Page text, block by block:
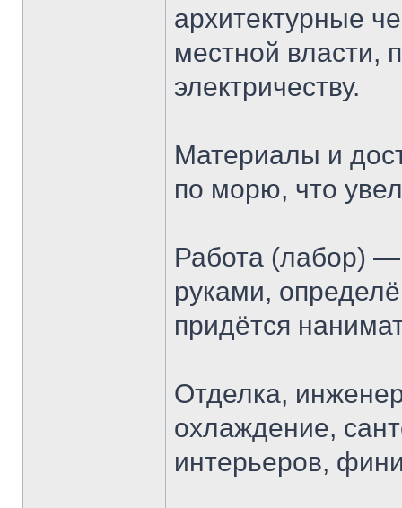
архитектурные
местной власти,
электричеству.
Материалы и
по морю, что
Работа (лабоp)
руками,
придётся
Отделка,
охлаждение,
интерьеров,